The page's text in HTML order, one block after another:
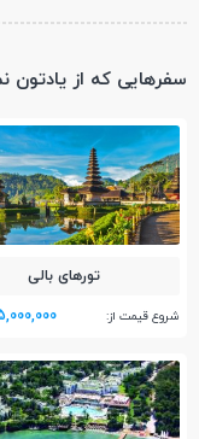
سفرهایی که از یادتون
تور‌های بالی
شروع قیمت از: